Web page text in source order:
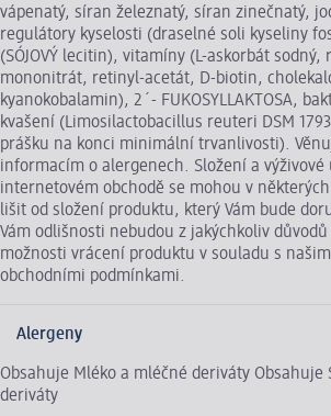
vápenatý, síran železnatý, síran zinečnatý,
regulátory kyselosti (draselné soli kyseliny
(SÓJOVÝ lecitin), vitamíny (L-askorbát
mononitrát, retinyl-acetát, D-biotin,
kyanokobalamin), 2´- FUKOSYLLAKTOSA,
kvašení (Limosilactobacillus reuteri DSM
prášku na konci minimální trvanlivosti).
informacím o alergenech. Složení a výživové
internetovém obchodě se mohou v
lišit od složení produktu, který Vám bude
Vám odlišnosti nebudou z jakýchkoliv
možnosti vrácení produktu v souladu s
obchodními podmínkami.
Alergeny
Obsahuje Mléko a mléčné deriváty Obsahuje
deriváty